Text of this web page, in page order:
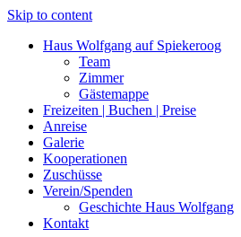
Skip to content
Haus Wolfgang auf Spiekeroog
Team
Zimmer
Gästemappe
Freizeiten | Buchen | Preise
Anreise
Galerie
Kooperationen
Zuschüsse
Verein/Spenden
Geschichte Haus Wolfgang
Kontakt